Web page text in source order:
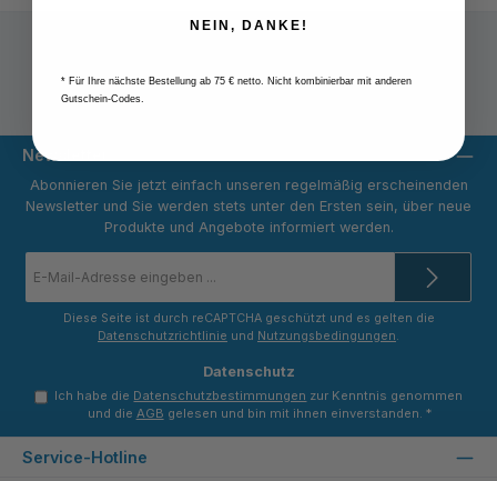
Newsletter
Abonnieren Sie jetzt einfach unseren regelmäßig erscheinenden
Newsletter und Sie werden stets unter den Ersten sein, über neue
Produkte und Angebote informiert werden.
Mail-
*
Diese Seite ist durch reCAPTCHA geschützt und es gelten die
Datenschutzrichtlinie und Nutzungsbedingungen.
Datenschutz
Ich habe die Datenschutzbestimmungen zur Kenntnis genommen
und die AGB gelesen und bin mit ihnen einverstanden. *
Service-Hotline
NEIN, DANKE!
* Für Ihre nächste Bestellung ab 75 € netto. Nicht kombinierbar mit anderen
Gutschein-Codes.